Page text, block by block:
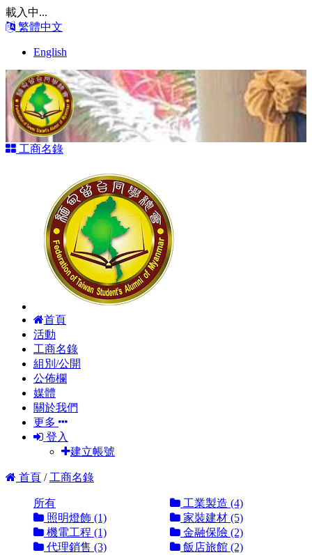
載入中...
繁體中文
English
工商名錄
首頁
活動
工商名錄
組別/公開
公佈欄
媒體
關於我們
更多
登入
建立帳號
首頁 / 工商名錄
所有
工業製造 (4)
照明燈飾 (1)
家裝建材 (5)
機電工程 (1)
金融保險 (2)
代理銷售 (3)
飯店旅館 (2)